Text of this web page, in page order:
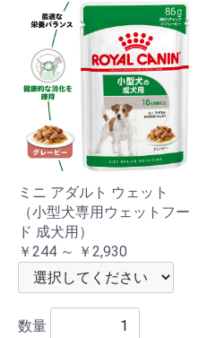
ミニ アダルト ウェット
（小型犬専用ウェットフー
ド 成犬用）
￥244 ～ ￥2,930
数量